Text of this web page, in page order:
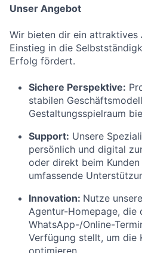
Unser Angebot
Wir bieten dir ein attraktives
Einstieg in die
Erfolg fördert.
Sichere Perspektive:
stabilen
Gestaltungsspielraum
Support: Unsere
persönlich und digital
oder direkt beim
umfassende
Innovation: Nutze
Agentur-Homepage, die
WhatsApp-/Online-
Verfügung stellt, um die
optimieren.